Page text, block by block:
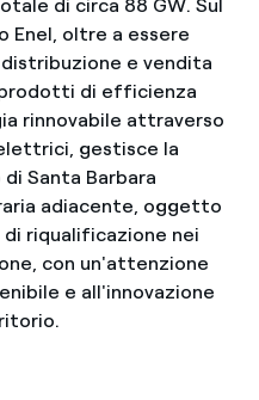
di circa 88 GW. Sul
Enel, oltre a essere
e vendita
di efficienza
rinnovabile attraverso
gestisce la
Santa Barbara
adiacente, oggetto
riqualificazione nei
con un'attenzione
e all'innovazione